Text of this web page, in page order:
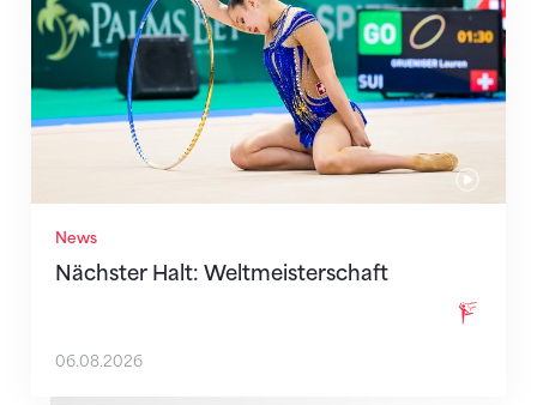
News
Nächster Halt: Weltmeisterschaft
06.08.2026